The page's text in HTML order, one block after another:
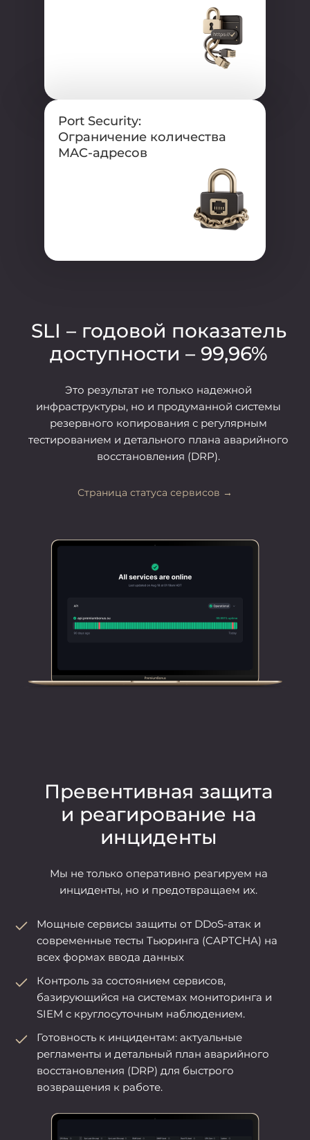
Port Security:
Ограничение количества
MAC-адресов
SLI – годовой показатель
доступности – 99,96%
Это результат не только надежной
инфраструктуры, но и продуманной системы
резервного копирования с регулярным
тестированием и детального плана аварийного
восстановления (DRP).
Страница статуса сервисов →
Превентивная защита
и реагирование на
инциденты
Мы не только оперативно реагируем на
инциденты, но и предотвращаем их.
Мощные сервисы защиты от DDoS-атак и
современные тесты Тьюринга (CAPTCHA) на
всех формах ввода данных
Контроль за состоянием сервисов,
базирующийся на системах мониторинга и
SIEM с круглосуточным наблюдением.
Готовность к инцидентам: актуальные
регламенты и детальный план аварийного
восстановления (DRP) для быстрого
возвращения к работе.